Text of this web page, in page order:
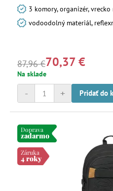
3 komory, organizér,
vodoodolný materiál,
87,96 €70,37 €
Na sklade
+
- Pridať do
Doprava
zadarmo
Záruka
4 roky